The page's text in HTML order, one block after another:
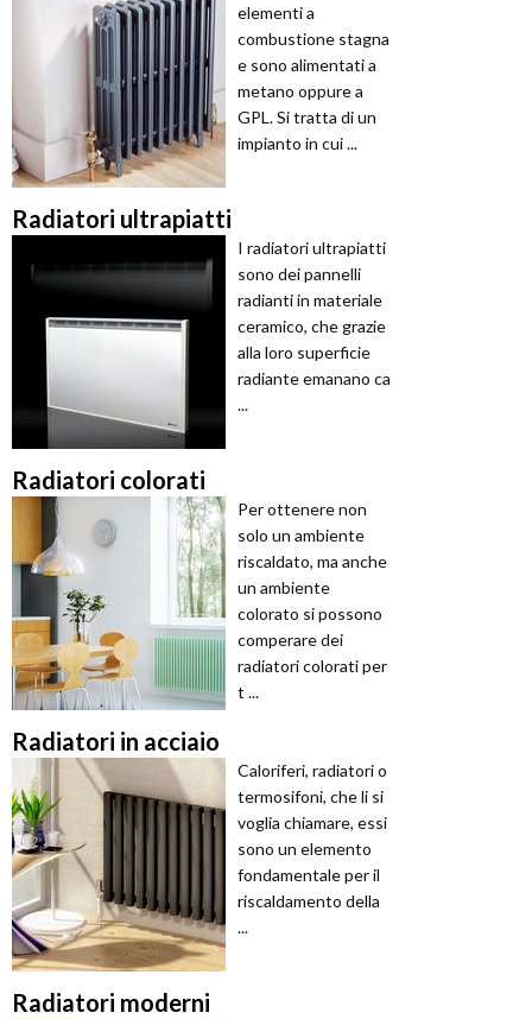
elementi a
combustione stagna
e sono alimentati a
metano oppure a
GPL. Si tratta di un
impianto in cui ...
Radiatori ultrapiatti
I radiatori ultrapiatti
sono dei pannelli
radianti in materiale
ceramico, che grazie
alla loro superficie
radiante emanano ca
...
Radiatori colorati
Per ottenere non
solo un ambiente
riscaldato, ma anche
un ambiente
colorato si possono
comperare dei
radiatori colorati per
t ...
Radiatori in acciaio
Caloriferi, radiatori o
termosifoni, che li si
voglia chiamare, essi
sono un elemento
fondamentale per il
riscaldamento della
...
Radiatori moderni